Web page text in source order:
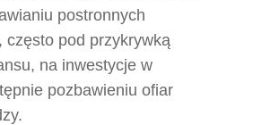
postronnych
często pod przykrywką
na inwestycje w
pozbawieniu ofiar